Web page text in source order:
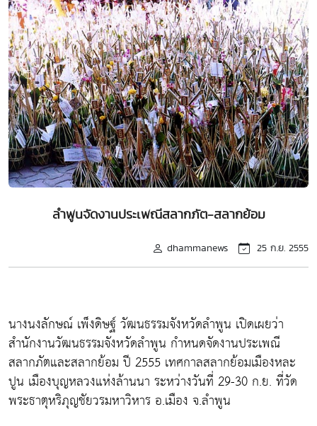
ลำพูนจัดงานประเพณีสลากภัต-สลากย้อม
dhammanews 25 ก.ย. 2555
นางนงลักษณ์ เพ็งดิษฐ์ วัฒนธรรมจังหวัดลำพูน เปิดเผยว่า
สำนักงานวัฒนธรรมจังหวัดลำพูน กำหนดจัดงานประเพณี
สลากภัตและสลากย้อม ปี 2555 เทศกาลสลากย้อมเมืองหละ
ปูน เมืองบุญหลวงแห่งล้านนา ระหว่างวันที่ 29-30 ก.ย. ที่วัด
พระธาตุหริภุญชัยวรมหาวิหาร อ.เมือง จ.ลำพูน